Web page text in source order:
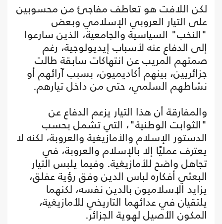
لكن اللافت هو تعاطف مفاجئ من محسوبين
على التيار العروبي الإسلامي وبعض
"النخب" السياسية والجامعية، الذين سارعوا
إلى الدفاع عنه لأسباب إيديولوجية، رغم
صمتهم المريب عن انتهاكات سابقة طالت
جزائريين، بينهم أكاديميون، بسبب آرائهم أو
نشاطهم السلمي، حتى من داخل تيارهم.
والمفارقة أن هذا التيار يزعم الدفاع عن
"الثوابت الوطنية"، التي تشمل بحسب
الدستور الإسلام والأمازيغية والعروبة، لكنه لا
يعترف عمليًا إلا بالإسلام والعروبة، في
تجاهل واضح للأمازيغية. وفيما يلبس التيار
البعثي أفكاره لباس الدين وفق رؤية عفلق،
يزايد الإسلاميون بالدين نفسه، لكنهما
يلتقيان في عدائهما التاريخي للأمازيغية،
المكون الأصيل لهوية الجزائر.